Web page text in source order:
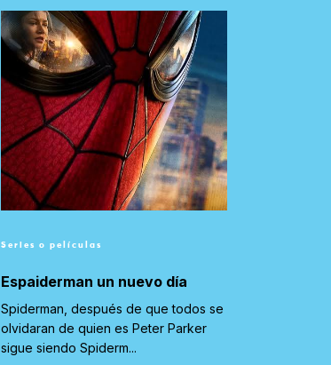
Series o películas
Espaiderman un nuevo día
Spiderman, después de que todos se
olvidaran de quien es Peter Parker
sigue siendo Spiderm...